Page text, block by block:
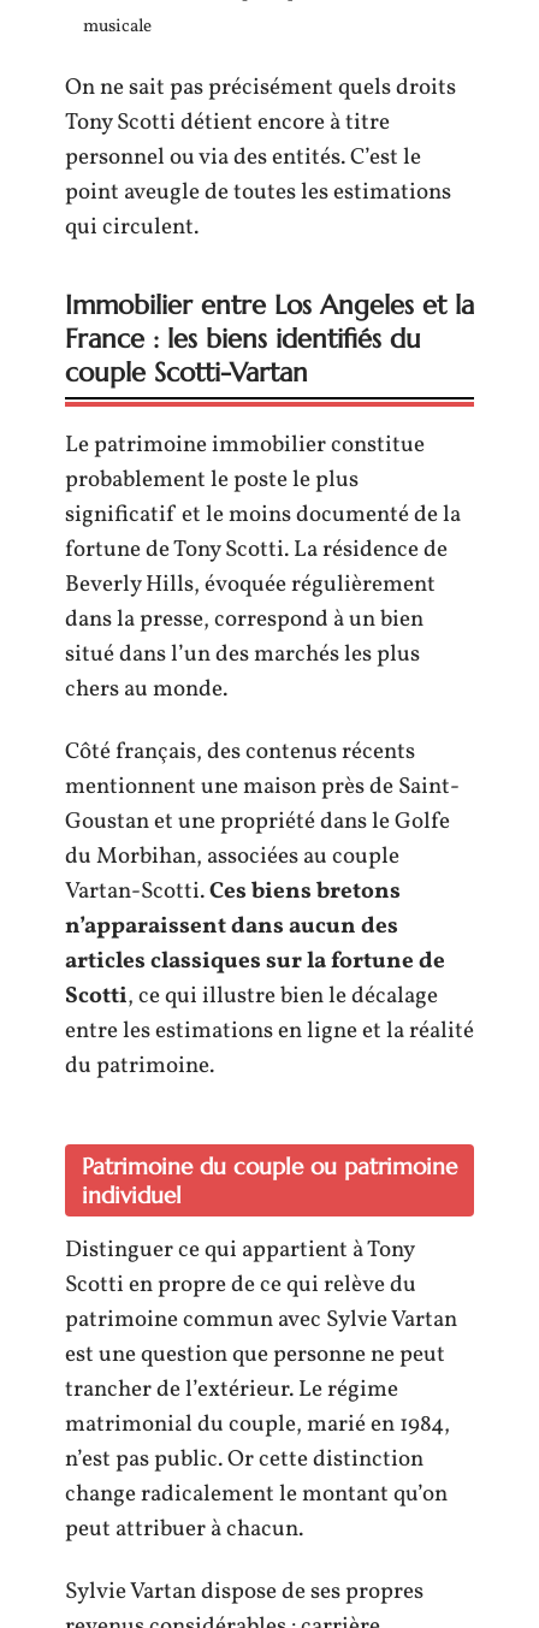
musicale
On ne sait pas précisément quels droits
Tony Scotti détient encore à titre
personnel ou via des entités. C’est le
point aveugle de toutes les estimations
qui circulent.
Immobilier entre Los Angeles et la
France : les biens identifiés du
couple Scotti-Vartan
Le patrimoine immobilier constitue
probablement le poste le plus
significatif et le moins documenté de la
fortune de Tony Scotti. La résidence de
Beverly Hills, évoquée régulièrement
dans la presse, correspond à un bien
situé dans l’un des marchés les plus
chers au monde.
Côté français, des contenus récents
mentionnent une maison près de Saint-
Goustan et une propriété dans le Golfe
du Morbihan, associées au couple
Vartan-Scotti.Ces biens bretons
n’apparaissent dans aucun des
articles classiques sur la fortune de
Scotti, ce qui illustre bien le décalage
entre les estimations en ligne et la réalité
du patrimoine.
Patrimoine du couple ou patrimoine
individuel
Distinguer ce qui appartient à Tony
Scotti en propre de ce qui relève du
patrimoine commun avec Sylvie Vartan
est une question que personne ne peut
trancher de l’extérieur. Le régime
matrimonial du couple, marié en 1984,
n’est pas public. Or cette distinction
change radicalement le montant qu’on
peut attribuer à chacun.
Sylvie Vartan dispose de ses propres